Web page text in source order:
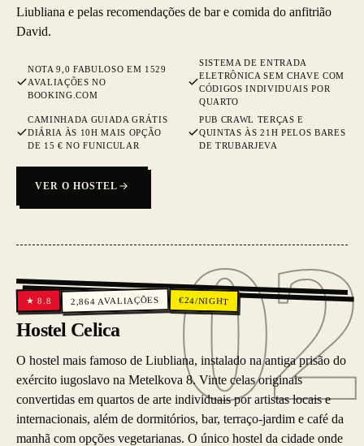
Liubliana e pelas recomendações de bar e comida do anfitrião
David.
NOTA 9,0 FABULOSO EM 1529
AVALIAÇÕES NO
BOOKING.COM
SISTEMA DE ENTRADA
ELETRÔNICA SEM CHAVE COM
CÓDIGOS INDIVIDUAIS POR
QUARTO
CAMINHADA GUIADA GRÁTIS
DIÁRIA ÀS 10H MAIS OPÇÃO
DE 15 € NO FUNICULAR
PUB CRAWL TERÇAS E
QUINTAS ÀS 21H PELOS BARES
DE TRUBARJEVA
VER O HOSTEL
02
02
★8.8 2,864 AVALIAÇÕES €24/NIGHT
Hostel Celica
O hostel mais famoso de Liubliana, instalado na antiga prisão do
exército iugoslavo na Metelkova 8. Vinte celas originais
convertidas em quartos de arte individuais por artistas locais e
internacionais, além de dormitórios, bar, terraço-jardim e café da
manhã com opções vegetarianas. O único hostel da cidade onde